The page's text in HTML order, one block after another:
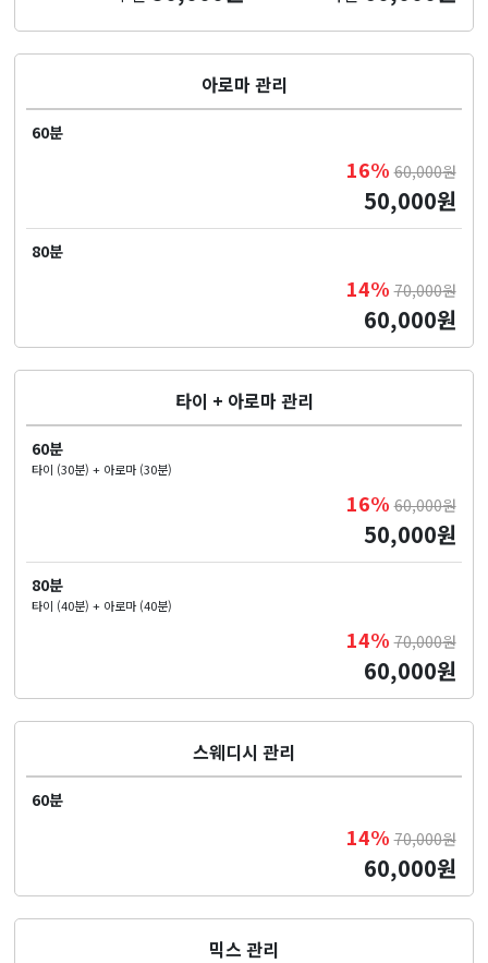
아로마 관리
60분
16% 60,000원
50,000원
80분
14% 70,000원
60,000원
타이 + 아로마 관리
60분
타이 (30분) + 아로마 (30분)
16% 60,000원
50,000원
80분
타이 (40분) + 아로마 (40분)
14% 70,000원
60,000원
스웨디시 관리
60분
14% 70,000원
60,000원
믹스 관리